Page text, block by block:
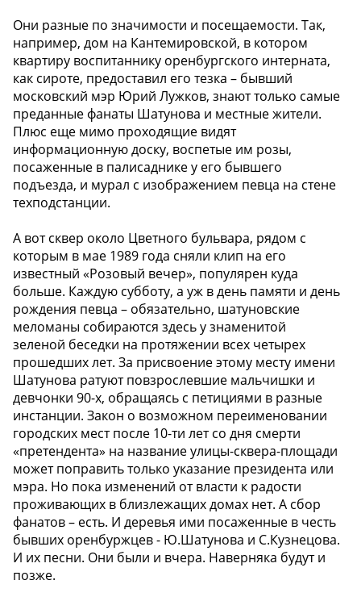
Они разные по значимости и посещаемости. Так,
например, дом на Кантемировской, в котором
квартиру воспитаннику оренбургского интерната,
как сироте, предоставил его тезка – бывший
московский мэр Юрий Лужков, знают только самые
преданные фанаты Шатунова и местные жители.
Плюс еще мимо проходящие видят
информационную доску, воспетые им розы,
посаженные в палисаднике у его бывшего
подъезда, и мурал с изображением певца на стене
техподстанции.
А вот сквер около Цветного бульвара, рядом с
которым в мае 1989 года сняли клип на его
известный «Розовый вечер», популярен куда
больше. Каждую субботу, а уж в день памяти и день
рождения певца – обязательно, шатуновские
меломаны собираются здесь у знаменитой
зеленой беседки на протяжении всех четырех
прошедших лет. За присвоение этому месту имени
Шатунова ратуют повзрослевшие мальчишки и
девчонки 90-х, обращаясь с петициями в разные
инстанции. Закон о возможном переименовании
городских мест после 10-ти лет со дня смерти
«претендента» на название улицы-сквера-площади
может поправить только указание президента или
мэра. Но пока изменений от власти к радости
проживающих в близлежащих домах нет. А сбор
фанатов – есть. И деревья ими посаженные в честь
бывших оренбуржцев - Ю.Шатунова и С.Кузнецова.
И их песни. Они были и вчера. Наверняка будут и
позже.